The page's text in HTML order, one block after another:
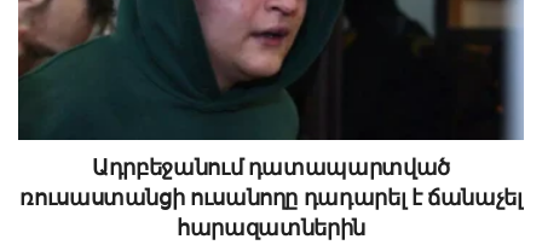
Ադրբեջանում դատապարտված
ռուսաստանցի ուսանողը դադարել է ճանաչել
հարազատներին